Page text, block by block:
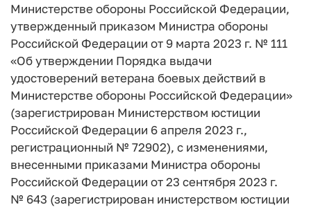
Министерстве обороны Российской Федерации,
утвержденный приказом Министра обороны
Российской Федерации от 9 марта 2023 г. № 111
«Об утверждении Порядка выдачи
удостоверений ветерана боевых действий в
Министерстве обороны Российской Федерации»
(зарегистрирован Министерством юстиции
Российской Федерации 6 апреля 2023 г.,
регистрационный № 72902), с изменениями,
внесенными приказами Министра обороны
Российской Федерации от 23 сентября 2023 г.
№ 643 (зарегистрирован инистерством юстиции